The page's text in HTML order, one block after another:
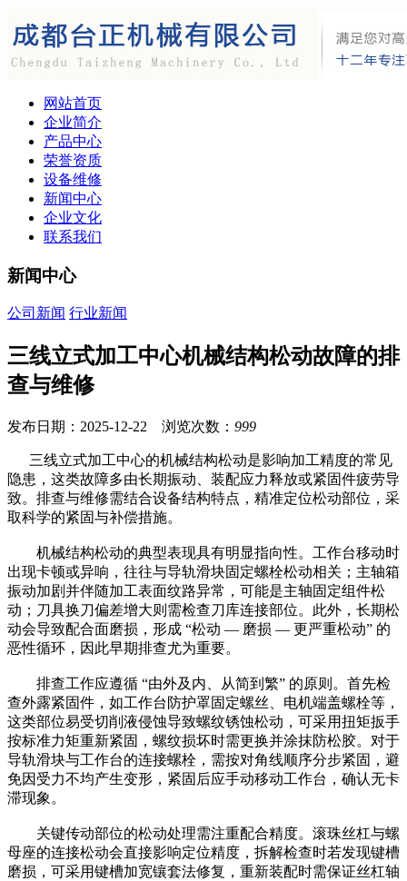
网站首页
企业简介
产品中心
荣誉资质
设备维修
新闻中心
企业文化
联系我们
新闻中心
公司新闻 行业新闻
三线立式加工中心机械结构松动故障的排
查与维修
发布日期：2025-12-22 浏览次数： 999
三线立式加工中心的机械结构松动是影响加工精度的常见
隐患，这类故障多由长期振动、装配应力释放或紧固件疲劳导
致。排查与维修需结合设备结构特点，精准定位松动部位，采
取科学的紧固与补偿措施。
机械结构松动的典型表现具有明显指向性。工作台移动时
出现卡顿或异响，往往与导轨滑块固定螺栓松动相关；主轴箱
振动加剧并伴随加工表面纹路异常，可能是主轴固定组件松
动；刀具换刀偏差增大则需检查刀库连接部位。此外，长期松
动会导致配合面磨损，形成 “松动 — 磨损 — 更严重松动” 的
恶性循环，因此早期排查尤为重要。
排查工作应遵循 “由外及内、从简到繁” 的原则。首先检
查外露紧固件，如工作台防护罩固定螺丝、电机端盖螺栓等，
这类部位易受切削液侵蚀导致螺纹锈蚀松动，可采用扭矩扳手
按标准力矩重新紧固，螺纹损坏时需更换并涂抹防松胶。对于
导轨滑块与工作台的连接螺栓，需按对角线顺序分步紧固，避
免因受力不均产生变形，紧固后应手动移动工作台，确认无卡
滞现象。
关键传动部位的松动处理需注重配合精度。滚珠丝杠与螺
母座的连接松动会直接影响定位精度，拆解检查时若发现键槽
磨损，可采用键槽加宽镶套法修复，重新装配时需保证丝杠轴